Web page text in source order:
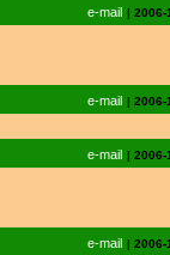
e-mail | 2006-
e-mail | 2006-
e-mail | 2006-
e-mail | 2006-